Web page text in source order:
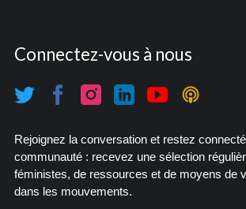
Connectez-vous à nous
Rejoignez la conversation et restez
communauté : recevez une sélection
féministes, de ressources et de moyens de
dans les mouvements.